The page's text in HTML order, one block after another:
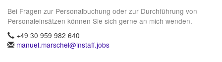
Bei Fragen zur Personalbuchung oder zur Durchführung von
Personaleinsätzen können Sie sich gerne an mich wenden.
+49 30 959 982 640
manuel.marschel@instaff.jobs